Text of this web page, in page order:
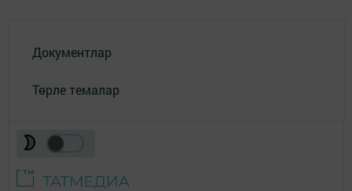
Документлар
Төрле темалар